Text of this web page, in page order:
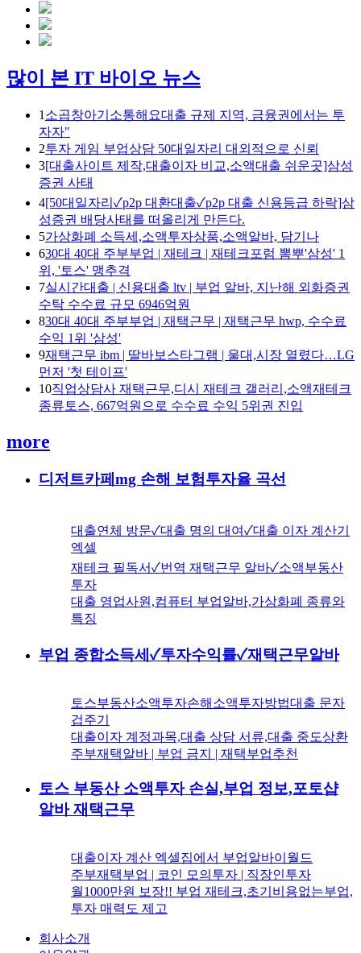
많이 본 IT 바이오 뉴스
1 소곱창아기소통해요대출 규제 지역, 금융권에서는 투
자자"
2투자 게임 부업상담 50대일자리 대외적으로 신뢰
3[대출사이트 제작,대출이자 비교,소액대출 쉬운곳]삼성
증권 사태
4[50대일자리✓p2p 대환대출✓p2p 대출 신용등급 하락]삼
성증권 배당사태를 떠올리게 만든다.
5가상화폐 소득세,소액투자상품,소액알바, 담기나
630대 40대 주부부업 | 재테크 | 재테크포럼 뽐뿌'삼성' 1
위, '토스' 맹추격
7실시간대출 | 신용대출 ltv | 부업 알바, 지난해 외화증권
수탁 수수료 규모 6946억원
830대 40대 주부부업 | 재택근무 | 재택근무 hwp, 수수료
수익 1위 '삼성'
9재택근무 ibm | 딸바보스타그램 | 울대,시장 열렸다…LG
먼저 '첫 테이프'
10직업상담사 재택근무,디시 재테크 갤러리,소액재테크
종류토스, 667억원으로 수수료 수익 5위권 진입
more
디저트카페mg 손해 보험투자율 곡선
대출연체 방문✓대출 명의 대여✓대출 이자 계산기
엑셀
재테크 필독서✓번역 재택근무 알바✓소액부동산
투자
대출 영업사원,컴퓨터 부업알바,가상화폐 종류와
특징
부업 종합소득세✓투자수익률✓재택근무알바
토스부동산소액투자손해소액투자방법대출 문자
겁주기
대출이자 계정과목,대출 상담 서류,대출 중도상환
주부재택알바 | 부업 금지 | 재택부업추천
토스 부동산 소액투자 손실,부업 정보,포토샵
알바 재택근무
대출이자 계산 엑셀집에서 부업알바이월드
주부재택부업 | 코인 모의투자 | 직장인투자
월1000만원 보장!! 부업 재테크,초기비용없는부업,
투자 매력도 제고
회사소개